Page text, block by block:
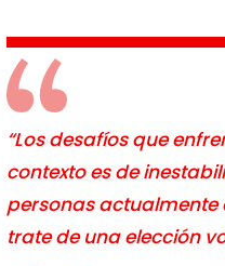
“Los desafíos que
contexto es de
personas actualmente
trate de una elección